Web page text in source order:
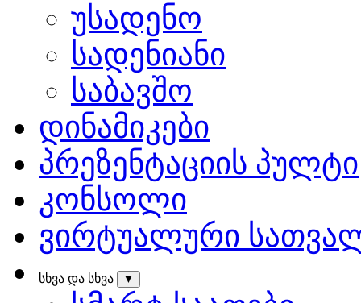
უსადენო
სადენიანი
საბავშო
დინამიკები
პრეზენტაციის პულტი
კონსოლი
ვირტუალური
სხვა და სხვა ▼